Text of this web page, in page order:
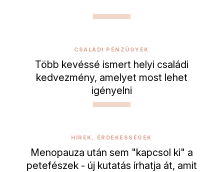
CSALÁDI PÉNZÜGYEK
Több kevéssé ismert helyi családi
kedvezmény, amelyet most lehet
igényelni
HÍREK, ÉRDEKESSÉGEK
Menopauza után sem "kapcsol ki" a
petefészek - új kutatás írhatja át, amit